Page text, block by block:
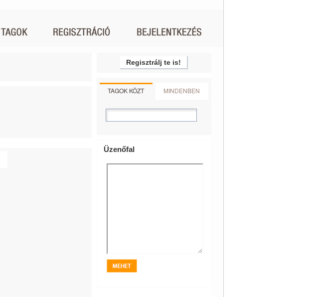
Regisztrálj te is!
TAGOK KÖZT MINDENBEN
Üzenőfal